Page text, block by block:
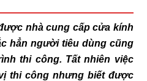
nhà cung cấp cửa kính
hẳn người tiêu dùng cũng
thi công. Tất nhiên việc
thi công nhưng biết được